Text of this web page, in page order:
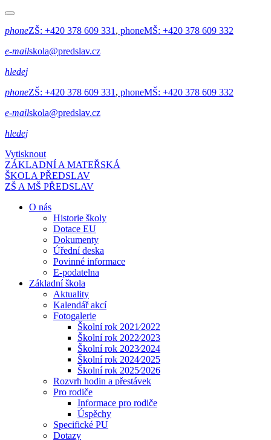
phoneZŠ: +420 378 609 331 , phoneMŠ: +420 378 609 332
e-mailskola@predslav.cz
hledej
phoneZŠ: +420 378 609 331 , phoneMŠ: +420 378 609 332
e-mailskola@predslav.cz
hledej
Vytisknout
ZÁKLADNÍ A MATEŘSKÁ
ŠKOLA PŘEDSLAV
ZŠ A MŠ PŘEDSLAV
O nás
Historie školy
Dotace EU
Dokumenty
Úřední deska
Povinné informace
E-podatelna
Základní škola
Aktuality
Kalendář akcí
Fotogalerie
Školní rok 2021⁄2022
Školní rok 2022⁄2023
Školní rok 2023⁄2024
Školní rok 2024⁄2025
Školní rok 2025⁄2026
Rozvrh hodin a přestávek
Pro rodiče
Informace pro rodiče
Úspěchy
Specifické PU
Dotazy